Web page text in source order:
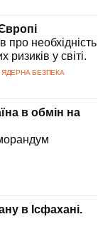
необхідність
у світі.
ЯДЕРНА БЕЗПЕКА
в обмін на
в Ісфахані.